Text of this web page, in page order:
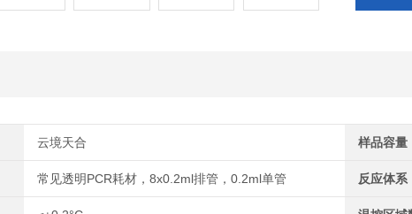
云境天合 样品容量
常见透明PCR耗材，8x0.2ml排管，0.2ml单管 反应体系